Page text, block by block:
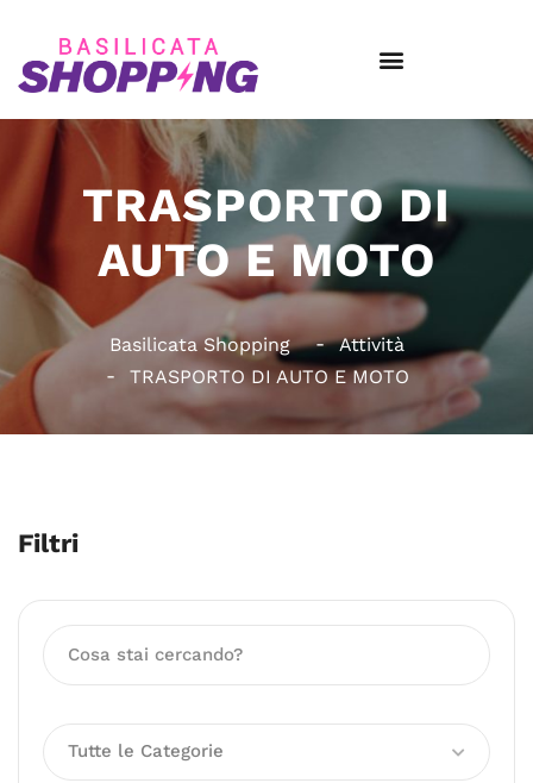
TRASPORTO DI
AUTO E MOTO
Basilicata Shopping
Attività
TRASPORTO DI AUTO E MOTO
Filtri
Tutte le Categorie